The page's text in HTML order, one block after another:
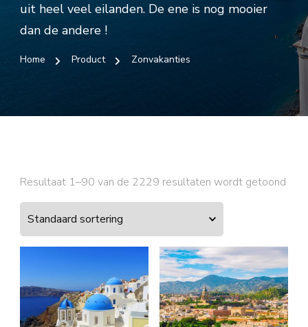
uit heel veel eilanden. De ene is nog mooier
dan de andere !
Home Product Zonvakanties
Resultaat 1–90 van de 2229 resultaten wordt getoond